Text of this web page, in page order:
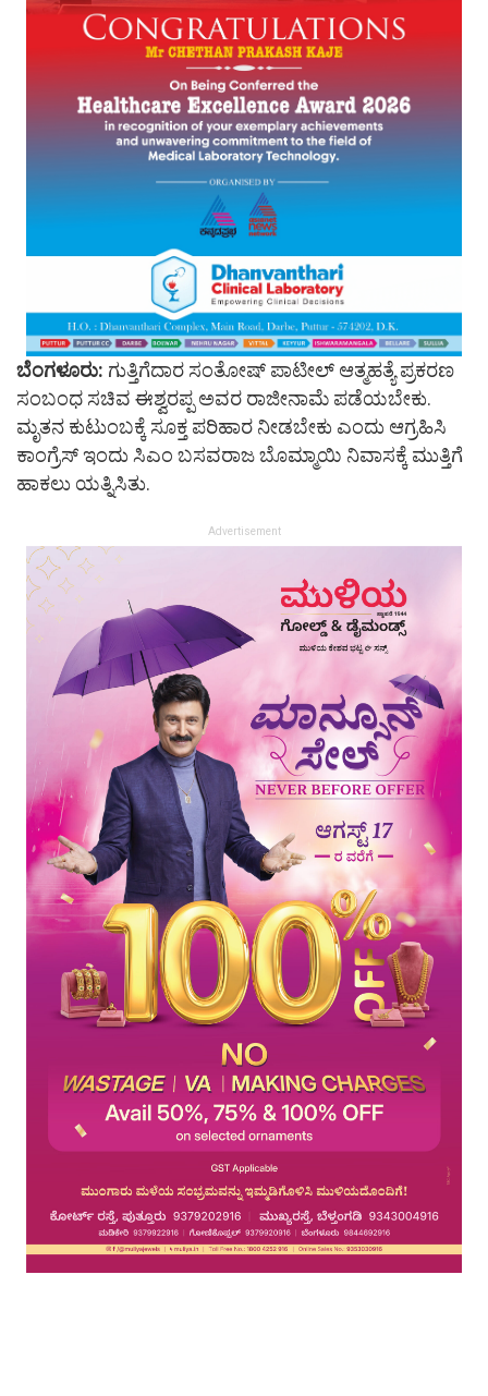
ಬೆಂಗಳೂರು: ಗುತ್ತಿಗೆದಾರ ಸಂತೋಷ್​ ಪಾಟೀಲ್​ ಆತ್ಮಹತ್ಯೆ ಪ್ರಕರಣ
ಸಂಬಂಧ ಸಚಿವ ಈಶ್ವರಪ್ಪ ಅವರ ರಾಜೀನಾಮೆ ಪಡೆಯಬೇಕು.
ಮೃತನ ಕುಟುಂಬಕ್ಕೆ ಸೂಕ್ತ ಪರಿಹಾರ ನೀಡಬೇಕು ಎಂದು ಆಗ್ರಹಿಸಿ
ಕಾಂಗ್ರೆಸ್​ ಇಂದು ಸಿಎಂ ಬಸವರಾಜ ಬೊಮ್ಮಾಯಿ ನಿವಾಸಕ್ಕೆ ಮುತ್ತಿಗೆ
ಹಾಕಲು ಯತ್ನಿಸಿತು.
Advertisement